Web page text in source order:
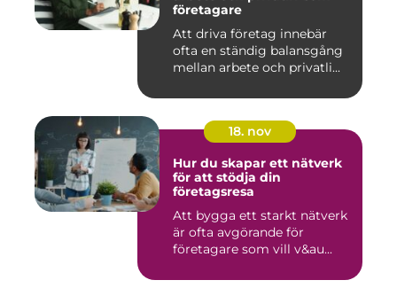
företagare
Att driva företag innebär
ofta en ständig balansgång
mellan arbete och privatli...
18. nov
Hur du skapar ett nätverk
för att stödja din
företagsresa
Att bygga ett starkt nätverk
är ofta avgörande för
företagare som vill v&au...